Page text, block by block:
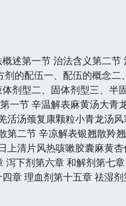
述第一节 治法含义第二
的配伍一、配伍的概念
剂型二、固体剂型三、
一节 辛温解表麻黄汤大
汤颈复康颗粒小青龙汤
第二节 辛凉解表银翘散羚
上清片风热咳嗽胶囊麻黄
下剂第六章 和解剂第七
章 理血剂第十五章 祛湿